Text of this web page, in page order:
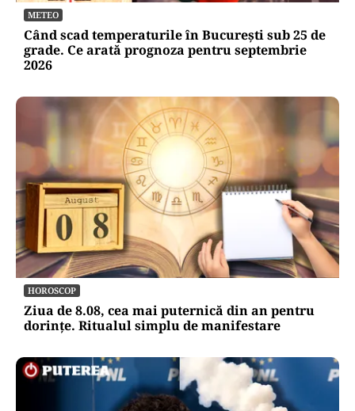
METEO
Când scad temperaturile în București sub 25 de
grade. Ce arată prognoza pentru septembrie
2026
HOROSCOP
Ziua de 8.08, cea mai puternică din an pentru
dorințe. Ritualul simplu de manifestare